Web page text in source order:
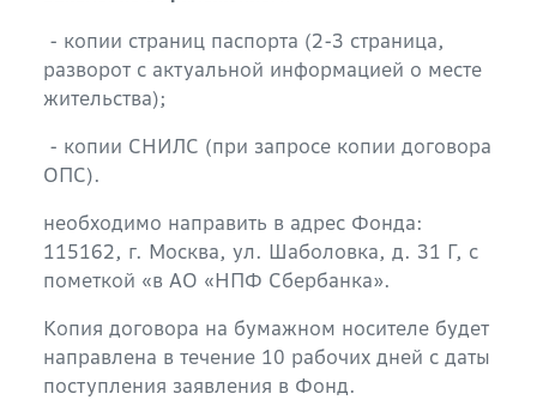
- копии страниц паспорта (2-3 страница,
разворот с актуальной информацией о месте
жительства);
- копии СНИЛС (при запросе копии договора
ОПС).
необходимо направить в адрес Фонда:
115162, г. Москва, ул. Шаболовка, д. 31 Г, с
пометкой «в АО «НПФ Сбербанка».
Копия договора на бумажном носителе будет
направлена в течение 10 рабочих дней с даты
поступления заявления в Фонд.